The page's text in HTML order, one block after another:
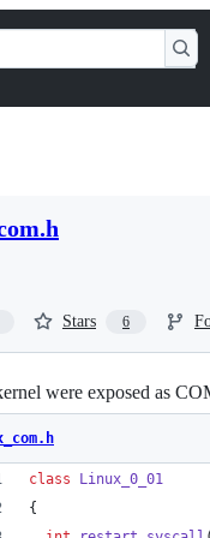
Stars 6
were exposed as
class
Linux_0_01
{